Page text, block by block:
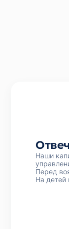
Наши
Перед
На детей